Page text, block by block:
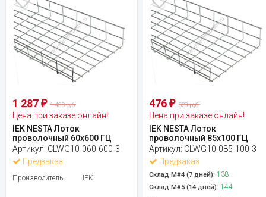
1 287 ₽ 1 430 руб.
Цена при заказе онлайн!
IEK NESTA Лоток
проволочный 60х600 ГЦ
Артикул: CLWG10-060-600-3
Предзаказ
Производитель IEK
476₽ 528 руб.
Цена при заказе онлайн!
IEK NESTA Лоток
проволочный 85х100 ГЦ
Артикул: CLWG10-085-100-3
Предзаказ
Склад М#4 (7 дней): 138
Склад М#5 (14 дней): 144